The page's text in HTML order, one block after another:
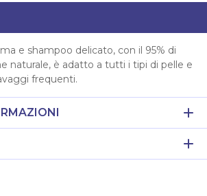
e shampoo delicato, con il 95% di
naturale, è adatto a tutti i tipi di pelle e
frequenti.